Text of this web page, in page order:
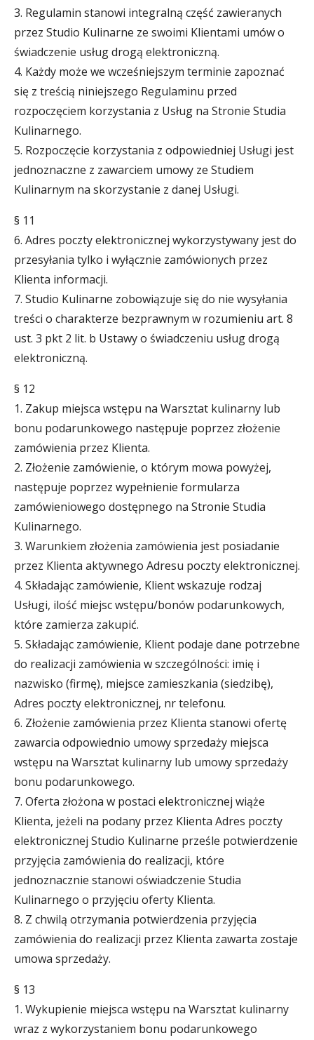
3. Regulamin stanowi integralną część zawieranych
przez Studio Kulinarne ze swoimi Klientami umów o
świadczenie usług drogą elektroniczną.
4. Każdy może we wcześniejszym terminie zapoznać
się z treścią niniejszego Regulaminu przed
rozpoczęciem korzystania z Usług na Stronie Studia
Kulinarnego.
5. Rozpoczęcie korzystania z odpowiedniej Usługi jest
jednoznaczne z zawarciem umowy ze Studiem
Kulinarnym na skorzystanie z danej Usługi.
§ 11
6. Adres poczty elektronicznej wykorzystywany jest do
przesyłania tylko i wyłącznie zamówionych przez
Klienta informacji.
7. Studio Kulinarne zobowiązuje się do nie wysyłania
treści o charakterze bezprawnym w rozumieniu art. 8
ust. 3 pkt 2 lit. b Ustawy o świadczeniu usług drogą
elektroniczną.
§ 12
1. Zakup miejsca wstępu na Warsztat kulinarny lub
bonu podarunkowego następuje poprzez złożenie
zamówienia przez Klienta.
2. Złożenie zamówienie, o którym mowa powyżej,
następuje poprzez wypełnienie formularza
zamówieniowego dostępnego na Stronie Studia
Kulinarnego.
3. Warunkiem złożenia zamówienia jest posiadanie
przez Klienta aktywnego Adresu poczty elektronicznej.
4. Składając zamówienie, Klient wskazuje rodzaj
Usługi, ilość miejsc wstępu/bonów podarunkowych,
które zamierza zakupić.
5. Składając zamówienie, Klient podaje dane potrzebne
do realizacji zamówienia w szczególności: imię i
nazwisko (firmę), miejsce zamieszkania (siedzibę),
Adres poczty elektronicznej, nr telefonu.
6. Złożenie zamówienia przez Klienta stanowi ofertę
zawarcia odpowiednio umowy sprzedaży miejsca
wstępu na Warsztat kulinarny lub umowy sprzedaży
bonu podarunkowego.
7. Oferta złożona w postaci elektronicznej wiąże
Klienta, jeżeli na podany przez Klienta Adres poczty
elektronicznej Studio Kulinarne prześle potwierdzenie
przyjęcia zamówienia do realizacji, które
jednoznacznie stanowi oświadczenie Studia
Kulinarnego o przyjęciu oferty Klienta.
8. Z chwilą otrzymania potwierdzenia przyjęcia
zamówienia do realizacji przez Klienta zawarta zostaje
umowa sprzedaży.
§ 13
1. Wykupienie miejsca wstępu na Warsztat kulinarny
wraz z wykorzystaniem bonu podarunkowego